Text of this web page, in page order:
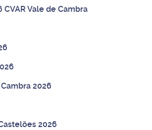
CVAR Vale de Cambra
2026
2026